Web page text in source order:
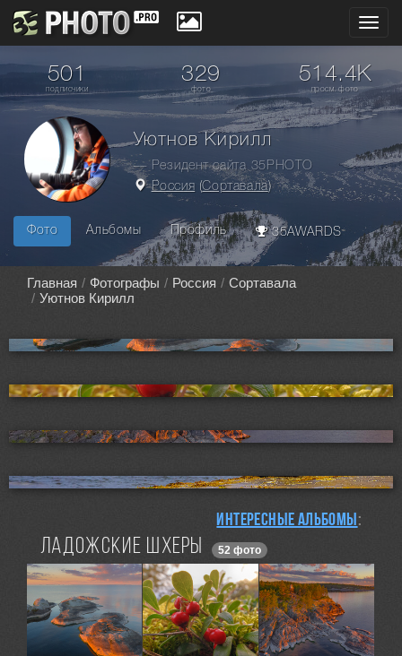
501
подписчики
329
фото
514.4K
просм. фото
Уютнов Кирилл
— Резидент сайта 35PHOTO
Россия (Сортавала)
Фото Альбомы Профиль 35AWARDS
Главная Фотографы Россия
Сортавала
Уютнов Кирилл
Интересные альбомы:
Ладожские шхеры 52 фото